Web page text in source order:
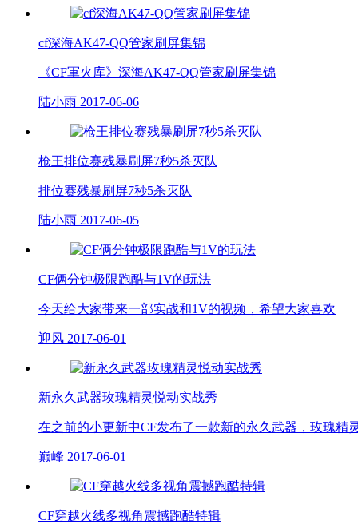
cf深海AK47-QQ管家刷屏集锦
《CF軍火库》深海AK47-QQ管家刷屏集锦
陆小雨 2017-06-06
枪王排位赛残暴刷屏7秒5杀灭队
排位赛残暴刷屏7秒5杀灭队
陆小雨 2017-06-05
CF俩分钟极限跑酷与1V的玩法
今天给大家带来一部实战和1V的视频，希望大家喜欢
迎风 2017-06-01
新永久武器玫瑰精灵悦动实战秀
在之前的小更新中CF发布了一款新的永久武器，玫瑰
巅峰 2017-06-01
CF穿越火线多视角震撼跑酷特辑